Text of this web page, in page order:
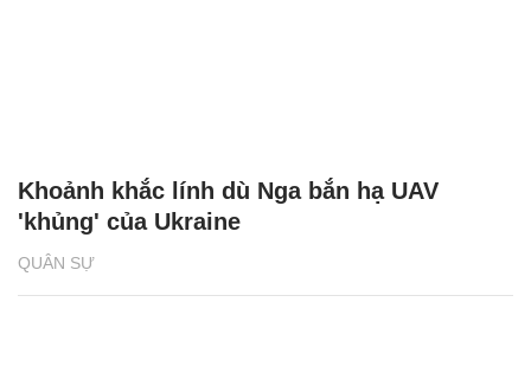
QUÂN SỰ
Khoảnh khắc lính dù Nga bắn hạ UAV
'khủng' của Ukraine